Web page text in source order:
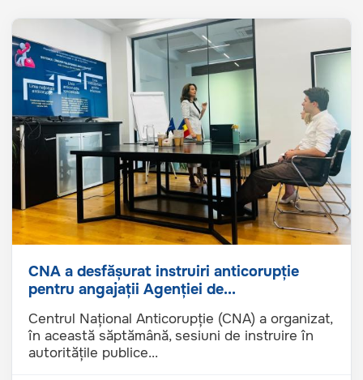
CNA a desfășurat instruiri anticorupție
pentru angajații Agenției de...
Centrul Național Anticorupție (CNA) a organizat,
în această săptămână, sesiuni de instruire în
autoritățile publice...